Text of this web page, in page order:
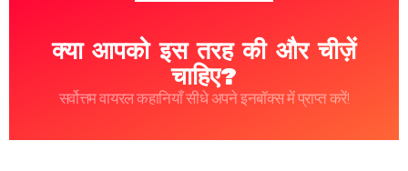
क्या आपको इस तरह की और चीज़ें
चाहिए?
सर्वोत्तम वायरल कहानियाँ सीधे अपने इनबॉक्स में प्राप्त करें!